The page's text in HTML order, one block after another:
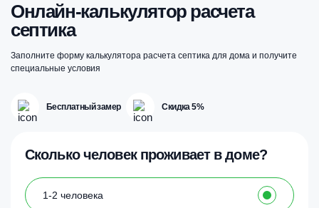
Онлайн-калькулятор расчета
септика
Заполните форму калькулятора расчета септика для дома и получите
специальные условия
Бесплатный замер Скидка 5%
Сколько человек проживает в доме?
1-2 человека